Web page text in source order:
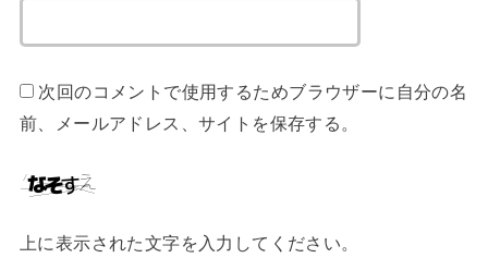
次回のコメントで使用するためブラウザーに自分の名
前、メールアドレス、サイトを保存する。
上に表示された文字を入力してください。